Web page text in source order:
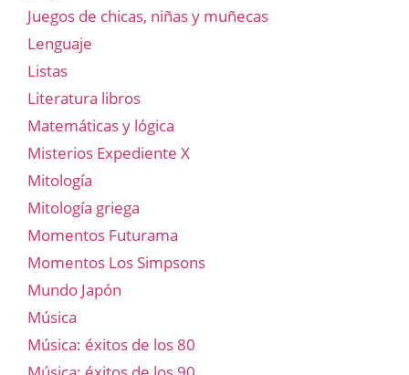
Juegos de chicas, niñas y muñecas
Lenguaje
Listas
Literatura libros
Matemáticas y lógica
Misterios Expediente X
Mitología
Mitología griega
Momentos Futurama
Momentos Los Simpsons
Mundo Japón
Música
Música: éxitos de los 80